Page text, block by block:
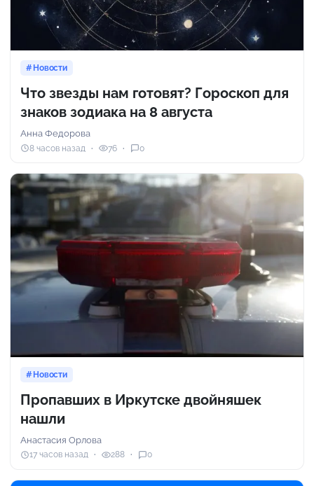
Новости
Что звезды нам готовят? Гороскоп для
знаков зодиака на 8 августа
Анна Федорова
8 часов назад 76 0
Новости
Пропавших в Иркутске двойняшек
нашли
Анастасия Орлова
17 часов назад 288 0